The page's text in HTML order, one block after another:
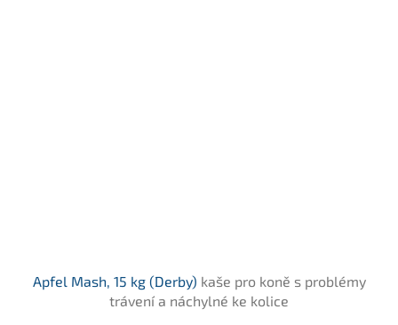
Apfel Mash, 15 kg (Derby) kaše pro koně s problémy
trávení a náchylné ke kolice